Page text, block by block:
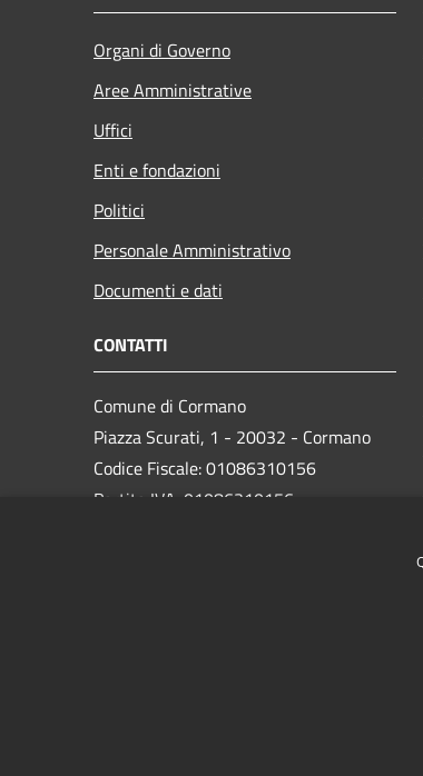
Organi di Governo
Aree Amministrative
Uffici
Enti e fondazioni
Politici
Personale Amministrativo
Documenti e dati
CONTATTI
Comune di Cormano
Piazza Scurati, 1 - 20032 - Cormano
Codice Fiscale: 01086310156
Partita IVA: 01086310156